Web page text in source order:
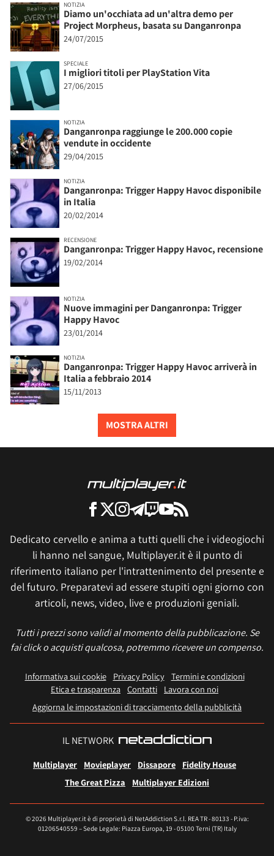
NOTIZIA
Diamo un'occhiata ad un'altra demo per
Project Morpheus, basata su Danganronpa
24/07/2015
SPECIALE
I migliori titoli per PlayStation Vita
27/06/2015
NOTIZIA
Danganronpa raggiunge le 200.000 copie
vendute in occidente
29/04/2015
NOTIZIA
Danganronpa: Trigger Happy Havoc disponibile
in Italia
20/02/2014
RECENSIONE
Danganronpa: Trigger Happy Havoc, recensione
19/02/2014
NOTIZIA
Nuove immagini per Danganronpa: Trigger
Happy Havoc
23/01/2014
NOTIZIA
Danganronpa: Trigger Happy Havoc arriverà in
Italia a febbraio 2014
15/11/2013
MOSTRA ALTRI
Dedicato cervello e anima a tutti quelli che i videogiochi
li hanno nel sangue, Multiplayer.it è il punto di
riferimento italiano per l'intrattenimento del presente e
del futuro. Preparatevi ad essere stupiti ogni giorno con
articoli, news, video, live e produzioni geniali.
Tutti i prezzi sono validi al momento della pubblicazione. Se
fai click o acquisti qualcosa, potremmo ricevere un compenso.
Informativa sui cookie Privacy Policy
Termini e condizioni
Etica e trasparenza Contatti
Lavora con noi
Aggiorna le impostazioni di tracciamento della pubblicità
IL NETWORK
Multiplayer Movieplayer Dissapore
Fidelity House
The Great Pizza
Multiplayer Edizioni
© 2026 Multiplayer.it è di proprietà di NetAddiction S.r.l. REA TR - 80133 - P.iva:
01206540559 – Sede Legale: Piazza Europa, 19 - 05100 Terni (TR) Italy